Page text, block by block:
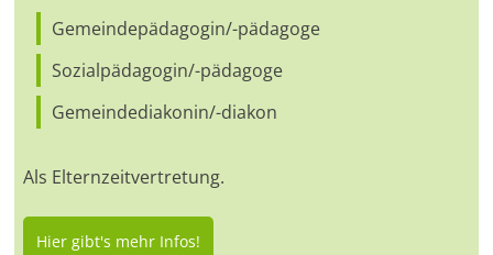
Gemeindepädagogin/-pädagoge
Sozialpädagogin/-pädagoge
Gemeindediakonin/-diakon
Als Elternzeitvertretung.
Hier gibt's mehr Infos!